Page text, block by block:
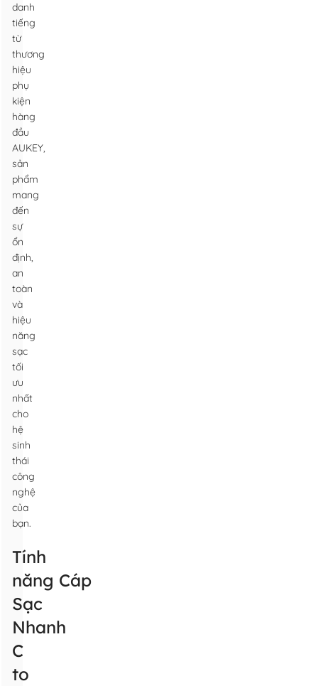
danh
tiếng
từ
thương
hiệu
phụ
kiện
hàng
đầu
AUKEY,
sản
phẩm
mang
đến
sự
ổn
định,
an
toàn
và
hiệu
năng
sạc
tối
ưu
nhất
cho
hệ
sinh
thái
công
nghệ
của
bạn.
Tính
năng Cáp
Sạc
Nhanh
C
to